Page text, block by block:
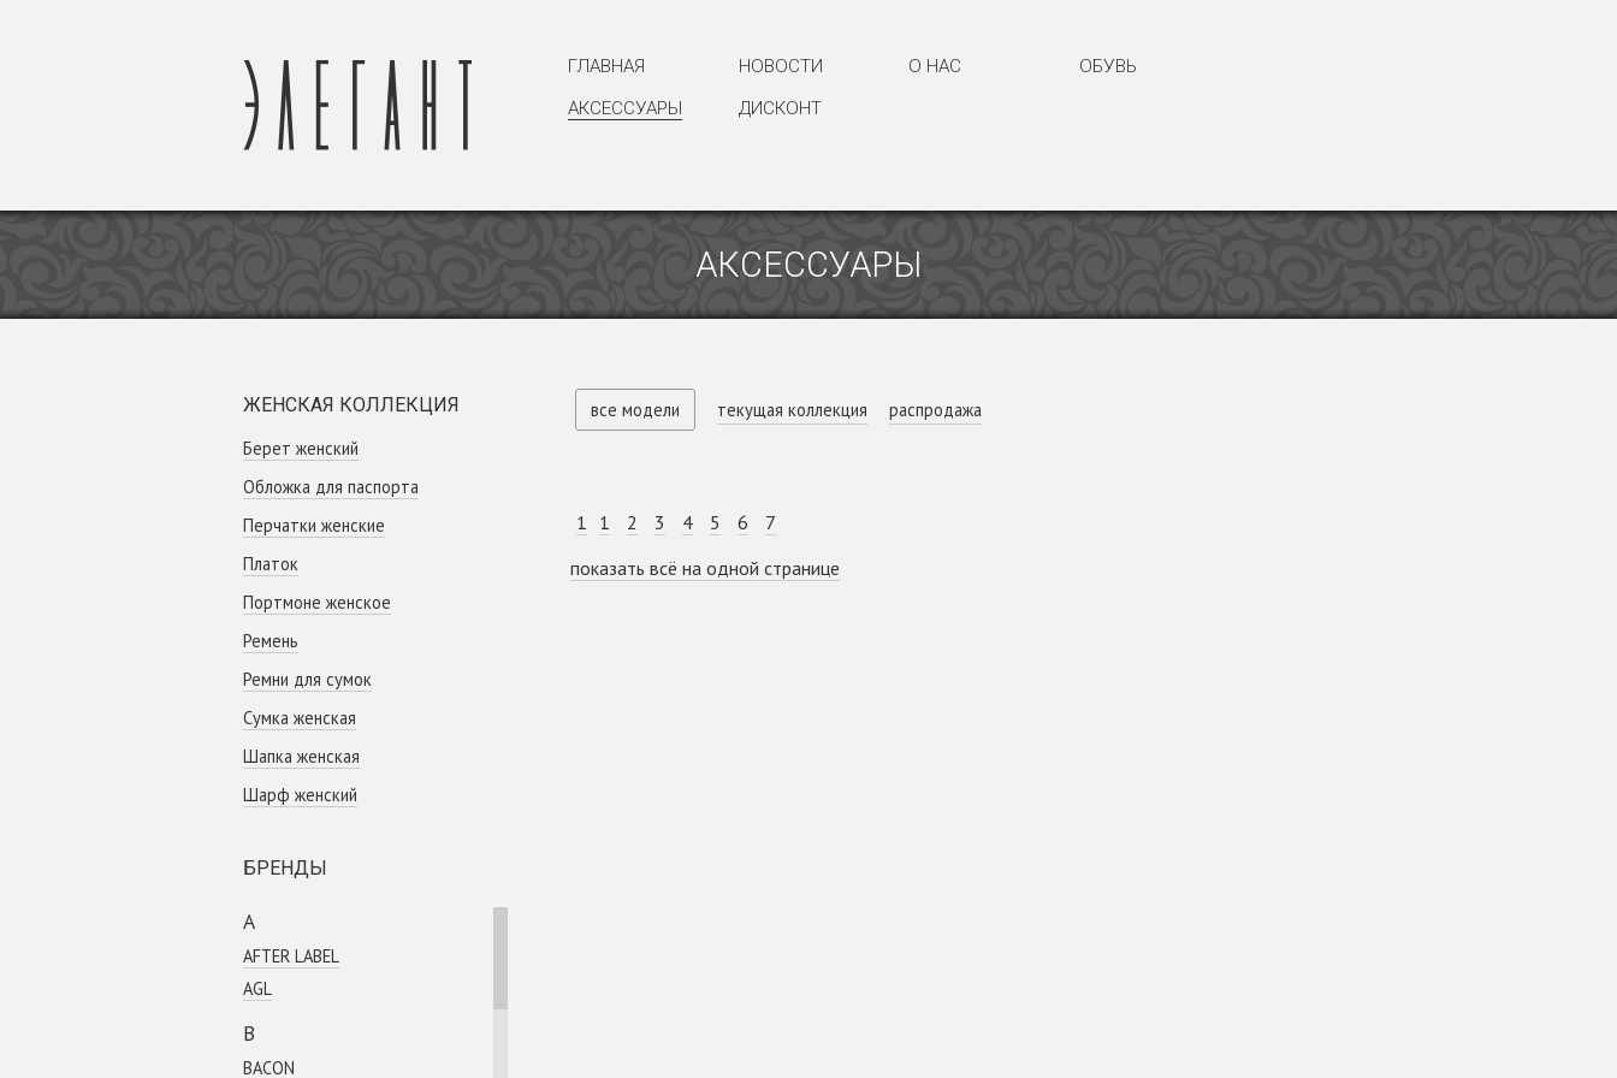
ГЛАВНАЯ НОВОСТИ О НАС
ОБУВЬ
АКСЕССУАРЫ
ДИСКОНТ
АКСЕССУАРЫ
ЖЕНСКАЯ КОЛЛЕКЦИЯ
Берет женский
Обложка для паспорта
Перчатки женские
Платок
Портмоне женское
Ремень
Ремни для сумок
Сумка женская
Шапка женская
Шарф женский
БРЕНДЫ
A
AFTER LABEL
AGL
B
BACON
все модели текущая коллекция распродажа
1 1 2 3 4 5 6
7
показать всё на одной странице